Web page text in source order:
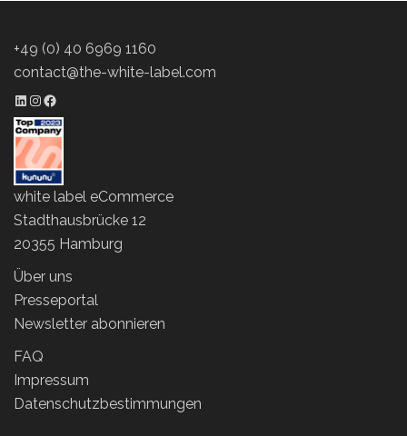
+49 (0) 40 6969 1160
contact@the-white-label.com
LinkedIn Profil
Instagram Profil
Facebook Profil
white label eCommerce
Stadthausbrücke 12
20355 Hamburg
Über uns
Presseportal
Newsletter abonnieren
FAQ
Impressum
Datenschutzbestimmungen